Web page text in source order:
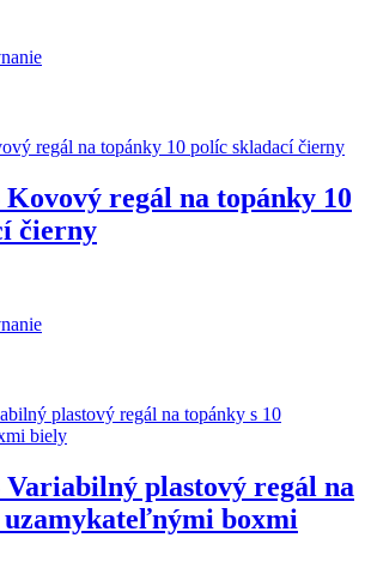
regál na topánky 10
čierny
plastový regál na
uzamykateľnými boxmi